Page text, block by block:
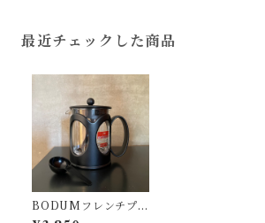
最近チェックした商品
BODUMフレンチプ
レス／KENYA 500m